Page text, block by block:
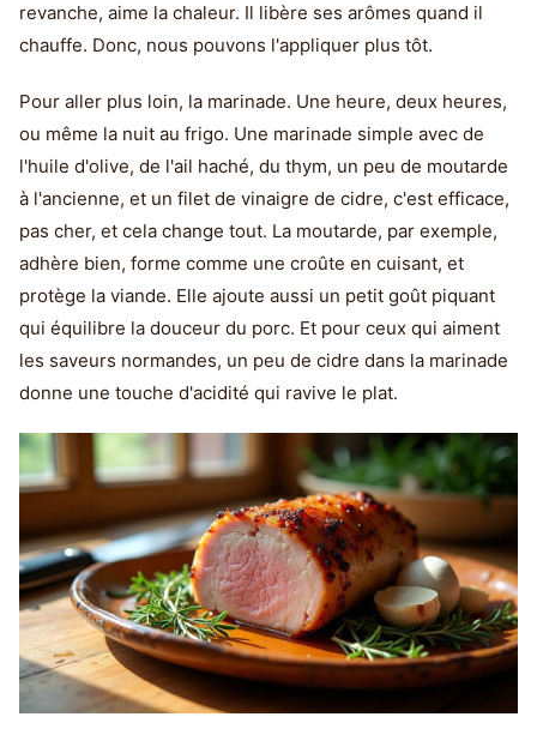
revanche, aime la chaleur. Il libère ses arômes quand il
chauffe. Donc, nous pouvons l'appliquer plus tôt.
Pour aller plus loin, la marinade. Une heure, deux heures,
ou même la nuit au frigo. Une marinade simple avec de
l'huile d'olive, de l'ail haché, du thym, un peu de moutarde
à l'ancienne, et un filet de vinaigre de cidre, c'est efficace,
pas cher, et cela change tout. La moutarde, par exemple,
adhère bien, forme comme une croûte en cuisant, et
protège la viande. Elle ajoute aussi un petit goût piquant
qui équilibre la douceur du porc. Et pour ceux qui aiment
les saveurs normandes, un peu de cidre dans la marinade
donne une touche d'acidité qui ravive le plat.